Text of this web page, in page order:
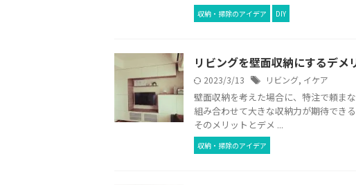
収納・掃除のアイデア DIY
リビングを壁面収納にするデ
2023/3/13 リビング, イケア
壁面収納を考えた場合に、特注で頼ま
組み合わせて大きな収納力が期待でき
そのメリットとデメ ...
収納・掃除のアイデア